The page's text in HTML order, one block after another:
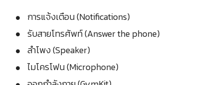
การแจ้งเตือน (Notifications)
รับสายโทรศัพท์ (Answer the phone)
ลำโพง (Speaker)
ไมโครโฟน (Microphone)